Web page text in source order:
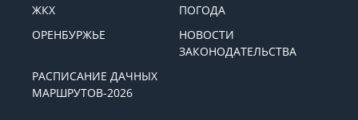
ЖКХ
ПОГОДА
ОРЕНБУРЖЬЕ
НОВОСТИ
ЗАКОНОДАТЕЛЬСТВА
РАСПИСАНИЕ ДАЧНЫХ
МАРШРУТОВ-2026